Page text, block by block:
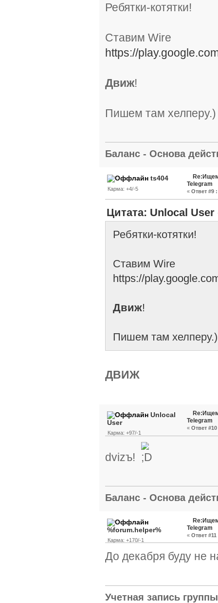
Ребятки-котятки!
Ставим Wire
https://
Движ!
Пишем там хелперу.)
Баланс - Основа
ts404
Карма: +4/-5
Telegram
« Ответ #9 :
Цитата: Unlocal User
Ребятки-котятки!
Ставим Wire
https://
Движ!
Пишем там хелперу.)
ДВИЖ
Unlocal
User
Карма: +97/-1
Telegram
« Ответ
dvizъ!
Баланс - Основа
%forum.helper%
Карма: +170/-1
Telegram
« Ответ #11
До декабря буду не
Учетная запись